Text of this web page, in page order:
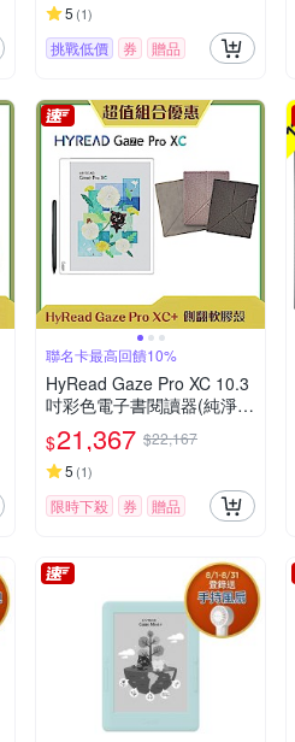
5 (1)
挑戰低價 券 贈品
聯名卡最高回饋10%
HyRead Gaze Pro XC 10.3
吋彩色電子書閱讀器(純淨
白)+10.3吋側翻軟膠殼 (組
合)
$21,367 $22,167
5 (1)
限時下殺 券 贈品